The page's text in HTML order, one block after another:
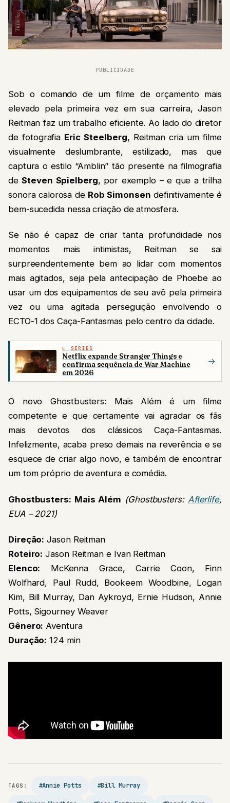
PUBLICIDADE
Sob o comando de um filme de orçamento mais
elevado pela primeira vez em sua carreira, Jason
Reitman faz um trabalho eficiente. Ao lado do diretor
de fotografia Eric Steelberg, Reitman cria um filme
visualmente deslumbrante, estilizado, mas que
captura o estilo “Amblin” tão presente na filmografia
deSteven Spielberg, por exemplo – e que a trilha
sonora calorosa de Rob Simonsen definitivamente é
bem-sucedida nessa criação de atmosfera.
Se não é capaz de criar tanta profundidade nos
momentos mais intimistas, Reitman se sai
surpreendentemente bem ao lidar com momentos
mais agitados, seja pela antecipação de Phoebe ao
usar um dos equipamentos de seu avô pela primeira
vez ou uma agitada perseguição envolvendo o
ECTO-1 dos Caça-Fantasmas pelo centro da cidade.
SÉRIES
Netflix expande Stranger Things e
confirma sequência de War Machine
em 2026
→
O novo Ghostbusters: Mais Além é um filme
competente e que certamente vai agradar os fãs
mais devotos dos clássicos Caça-Fantasmas.
Infelizmente, acaba preso demais na reverência e se
esquece de criar algo novo, e também de encontrar
um tom próprio de aventura e comédia.
Ghostbusters: Mais Além (Ghostbusters: Afterlife,
EUA – 2021)
Direção: Jason Reitman
Roteiro: Jason Reitman e Ivan Reitman
Elenco: McKenna Grace, Carrie Coon, Finn
Wolfhard, Paul Rudd, Bookeem Woodbine, Logan
Kim, Bill Murray, Dan Aykroyd, Ernie Hudson, Annie
Potts, Sigourney Weaver
Gênero: Aventura
Duração: 124 min
TAGS: #Annie Potts #Bill Murray